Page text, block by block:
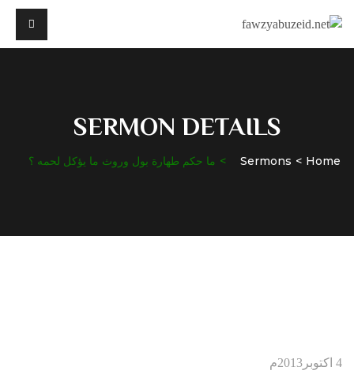
SERMON DETAILS
Home
Sermons ما حكم طهارة بول وروث ما يؤكل لحمه ؟
4 اكتوبر2013م